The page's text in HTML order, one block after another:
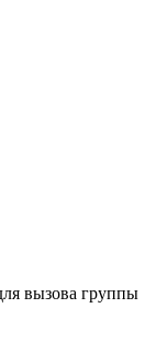
вызова группы